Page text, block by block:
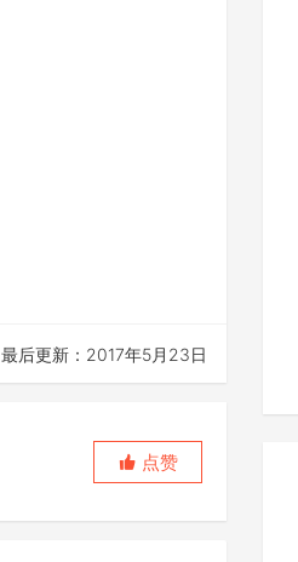
最后更新：2017年5月23日
点赞